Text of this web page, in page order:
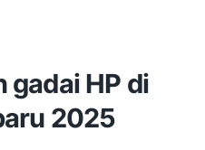
gadai HP di
2025